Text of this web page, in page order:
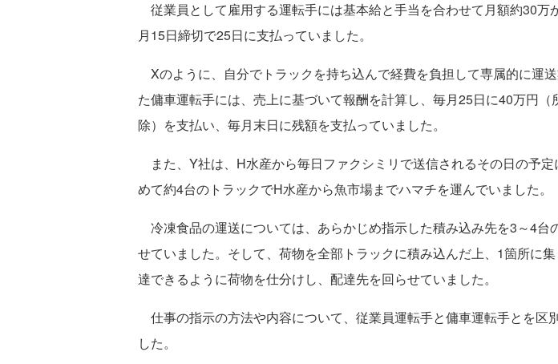
従業員として雇用する運転手には基本給と手当を合わせて月額約30万
月15日締切で25日に支払っていました。
Xのように、自分でトラックを持ち込んで経費を負担して専属的に運
た傭車運転手には、売上に基づいて報酬を計算し、毎月25日に40万円（
除）を支払い、毎月末日に残額を支払っていました。
また、Y社は、H水産から毎日ファクシミリで送信されるその日の予
めて約4台のトラックでH水産から魚市場までハマチを運んでいました。
冷凍食品の運送については、あらかじめ指示した積み込み先を3～4台
せていました。そして、荷物を全部トラックに積み込んだ上、1箇所に
達できるように荷物を仕分けし、配達先を回らせていました。
仕事の指示の方法や内容について、従業員運転手と傭車運転手とを区
した。